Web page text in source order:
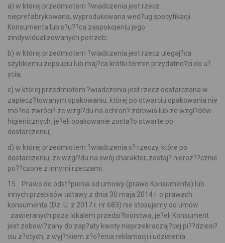
a) w której przedmiotem ?wiadczenia jest rzecz
nieprefabrykowana, wyprodukowana wed?ug specyfikacji
Konsumenta lub s?u??ca zaspokojeniu jego
zindywidualizowanych potrzeb;
b) w której przedmiotem ?wiadczenia jest rzecz ulegaj?ca
szybkiemu zepsuciu lub maj?ca krótki termin przydatno?ci do u?
ycia;
c) w której przedmiotem ?wiadczenia jest rzecz dostarczana w
zapiecz?towanym opakowaniu, której po otwarciu opakowania nie
mo?na zwróci? ze wzgl?du na ochron? zdrowia lub ze wzgl?dów
higienicznych, je?eli opakowanie zosta?o otwarte po
dostarczeniu;
d) w której przedmiotem ?wiadczenia s? rzeczy, które po
dostarczeniu, ze wzgl?du na swój charakter, zostaj? nieroz??cznie
po??czone z innymi rzeczami.
15. Prawo do odst?pienia od umowy (prawo Konsumenta) lub
innych przepisów ustawy z dnia 30 maja 2014 r. o prawach
konsumenta (Dz. U. z 2017 r. nr 683) nie stosujemy do umów
zawieranych poza lokalem przedsi?biorstwa, je?eli Konsument
jest zobowi?zany do zap?aty kwoty nieprzekraczaj?cej pi??dziesi?
ciu z?otych, z wyj?tkiem z?o?enia reklamacji i udzielenia